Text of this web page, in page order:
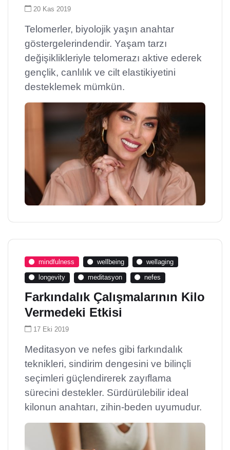
20 Kas 2019
Telomerler, biyolojik yaşın anahtar
göstergelerindendir. Yaşam tarzı
değişiklikleriyle telomerazı aktive ederek
gençlik, canlılık ve cilt elastikiyetini
desteklemek mümkün.
mindfulness wellbeing wellaging
longevity meditasyon nefes
Farkındalık Çalışmalarının Kilo
Vermedeki Etkisi
17 Eki 2019
Meditasyon ve nefes gibi farkındalık
teknikleri, sindirim dengesini ve bilinçli
seçimleri güçlendirerek zayıflama
sürecini destekler. Sürdürülebilir ideal
kilonun anahtarı, zihin-beden uyumudur.